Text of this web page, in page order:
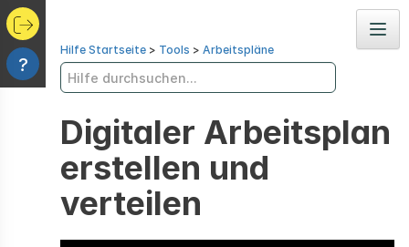
?
Hilfe Startseite > Tools > Arbeitspläne
Digitaler Arbeitsplan
erstellen und
verteilen